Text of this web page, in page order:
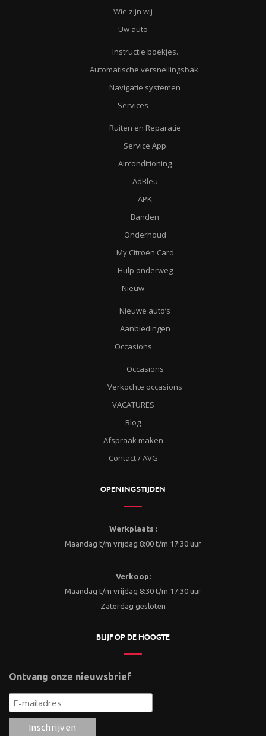
Wie zijn wij
Uw auto
Instructie boekjes.
Automatische versnellingsbak.
Navigatie systemen
Services
Ruiten en Reparatie
Service App
Airconditioning
AdBleu
APK
Banden
Onderhoud
My Citroën Card
Hulp onderweg
Nieuw
Nieuwe auto’s
Aanbiedingen
Occasions
Occasions
Verkochte occasions
VACATURES
Blog
Afspraak maken
Contact / AVG
OPENINGSTIJDEN
Werkplaats :
Maandag t/m vrijdag 8:00 t/m 17:30 uur
Verkoop:
Maandag t/m vrijdag 8:30 t/m 17:30 uur
Zaterdag gesloten
BLIJF OP DE HOOGTE
Ontvang onze nieuwsbrief